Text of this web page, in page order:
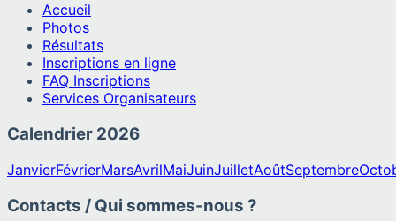
Accueil
Photos
Résultats
Inscriptions en ligne
FAQ Inscriptions
Services Organisateurs
Calendrier 2026
JanvierFévrierMarsAvrilMaiJuinJuilletAoûtSeptembre
Contacts / Qui sommes-nous ?